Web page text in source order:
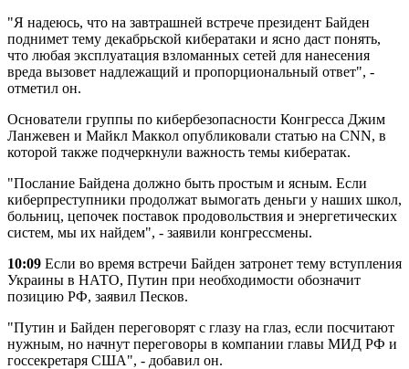
"Я надеюсь, что на завтрашней встрече президент Байден
поднимет тему декабрьской кибератаки и ясно даст понять,
что любая эксплуатация взломанных сетей для нанесения
вреда вызовет надлежащий и пропорциональный ответ", -
отметил он.
Основатели группы по кибербезопасности Конгресса Джим
Ланжевен и Майкл Маккол опубликовали статью на CNN, в
которой также подчеркнули важность темы кибератак.
"Послание Байдена должно быть простым и ясным. Если
киберпреступники продолжат вымогать деньги у наших школ,
больниц, цепочек поставок продовольствия и энергетических
систем, мы их найдем", - заявили конгрессмены.
10:09 Если во время встречи Байден затронет тему вступления
Украины в НАТО, Путин при необходимости обозначит
позицию РФ, заявил Песков.
"Путин и Байден переговорят с глазу на глаз, если посчитают
нужным, но начнут переговоры в компании главы МИД РФ и
госсекретаря США", - добавил он.